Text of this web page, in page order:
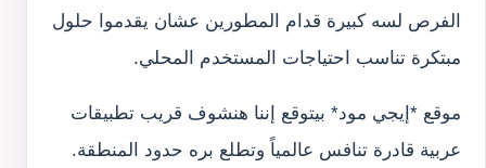
الفرص لسه كبيرة قدام المطورين عشان يقدموا حلول
مبتكرة تناسب احتياجات المستخدم المحلي.
موقع *إيجي مود* بيتوقع إننا هنشوف قريب تطبيقات
عربية قادرة تنافس عالمياً وتطلع بره حدود المنطقة.